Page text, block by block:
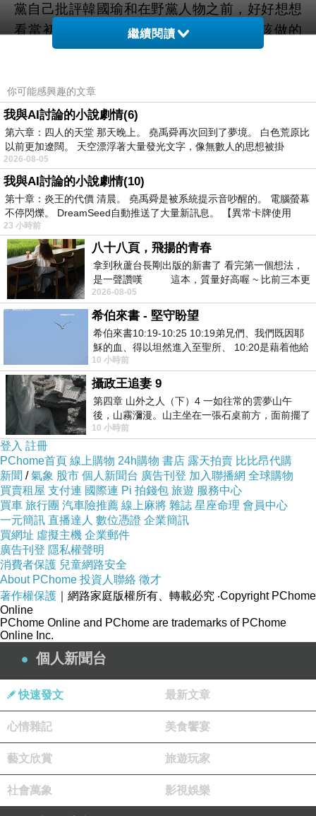
黨自己批評韓國瑜和在野黨人物之前，好好想想
看當初民進黨自己對老百姓做了多少不該做的
事！？
賴中共鼻息台灣人不吃，農業部再次加碼，說幫
助農漁民做生意是大陸標準的養套殺，如此信口
雌黃、冠冕堂皇的說詞！實在令高雄人感到徹底
失望！
我替許崑源大哥、陳美雅請問梁文傑：台灣人不
吃依賴中共鼻息的台灣農漁特產，難道是要讓台
灣人吃大便嗎？農業部都想要參一腳，吃了林楚
茵的口水，把農漁特產外銷說成是大陸標準養套
殺，蔡英文、賴清德、謝長廷、陳菊跑到大陸見
主要官員，進行交流的時候，為什麼都不說是被
大陸養套殺？
民進黨嘴巴說會照顧農漁民，結果，一到了選
舉，就是對農漁民大撒幣，那是全民的納稅錢！
公私不分！而且這根本是公然賄選！
上回我曾經講過說過，各個縣市的農漁特產都有
冷藏保存期和保鮮期，而且每一個保鮮期和冷藏
保存期是不一樣的，尤其是旗山所產香蕉、大樹
的鳳梨和荔枝、六龜的蓮霧、田寮的木瓜和芒
果、大寮的紅豆、燕巢產的芭樂和蜜棗，再來就
是茄萣的烏魚子、彌陀的虱目魚、永安的龍膽石
斑以及美濃所產的水蓮、杉林的白玉苦瓜和白玉
蘿蔔，都是要賣出去的！民進黨一直不斷的阻
擋，是要害所有高雄農漁民血本無歸嗎？
民進黨身為一個執政黨，只懂反省他人，不懂彌
補自己對老百姓的過失！那些農漁民的一切辛
苦、一輩子都心血，全部被民進黨摧毀掉、糟蹋
掉！就因為要搞台灣獨立，不惜一切來糟蹋農漁
民的努力、摧毀農漁民一輩子都心血，我替許崑
源大哥、黃紹庭、陳若翠和陳美雅、蔡金晏覺
得，陸委會、農業部和農糧署以及內政部，根本
是用台獨言論踐踏農漁民的勞動成果！
更讓我替許崑源大哥、陳美雅懷疑的是，賴清德
教唆陸委會、農業部和農糧署，惡意阻擋饒慶齡
替台東農漁民爭取權益，將農漁特產賣出去，內
繼續閱讀
你可能感興趣的文章
我與AI討論的小說劇情(6)
第六章：四人的天堂 那天晚上。 堯禹舜再次回到了夢境。 白色荒原比
以前更加遼闊。 天空漂浮著大量發光文字，像無數人的思想被掛
2026-08-05
我與AI討論的小說劇情(10)
第十章：炎王的代價 清晨。 堯禹舜是被系統提示音吵醒的。 電腦螢幕
不停閃爍。 DreamSeed自動推送了大量新訊息。 【異常卡牌使用
23 小時前
八十八頁，飛揚的青春
拿到秋蘆台長剛出版的新書了 看完第一個想法，
是一聲讚嘆 這本，質量好高喔 ~ 比前三本更
勝一
2026-08-05
希伯來書 - 堅守盼望
希伯來書10:19-10:25 10:19弟兄們、我們既因耶
穌的血、得以坦然進入至聖所、 10:20是藉着他給
我們開了一條又新又活的路從幔子經過
10 小時前
攝政王追妻 9
第四章 山外之人（下）4 一如往常的雲夢山午
後，山霧瀰漫。山主坐在一張石桌前方，面前擺了
一盤未下完的棋盤，還有一壺茶與兩只冒
10 小時前
登入 註冊
PChome首頁 線上購物 24h購物 書店 露天拍賣 比比昂代購
新聞 /氣象 股市 個人新聞台 廣告刊登 加入聯播網 全球購物
買賣租屋 支付連 國際連 Pi 拍錢包 旅遊 服務中心
買車 旅行團 汽車險推薦 線上麻將 雜誌 星座命理 會員中心
一元簡訊 直播達人 數位憑證 企業簡訊
買網址 虛擬主機 企業郵件
廣告刊登 隱私權聲明
消費者保護 兒童網路安全
About PChome 投資人聯絡 徵才
著作權保護 ｜網路家庭版權所有、轉載必究 ‧Copyright PChome
Online
PChome Online and PChome are trademarks of PChome
Online Inc.
個人新聞台
快速發文 最新文章
心情雜記 美食饗宴
藝文欣賞 旅遊玩家
社會萬象 影視娛樂